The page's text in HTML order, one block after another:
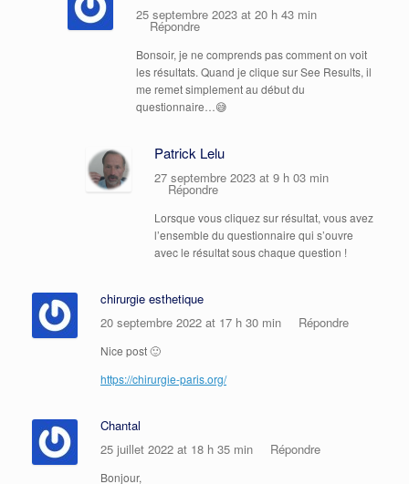
25 septembre 2023 at 20 h 43 min
Répondre
Bonsoir, je ne comprends pas comment on voit
les résultats. Quand je clique sur See Results, il
me remet simplement au début du
questionnaire…😅
Patrick Lelu
27 septembre 2023 at 9 h 03 min
Répondre
Lorsque vous cliquez sur résultat, vous avez
l’ensemble du questionnaire qui s’ouvre
avec le résultat sous chaque question !
chirurgie esthetique
20 septembre 2022 at 17 h 30 min
Répondre
Nice post 🙂
https://chirurgie-paris.org/
Chantal
25 juillet 2022 at 18 h 35 min
Répondre
Bonjour,